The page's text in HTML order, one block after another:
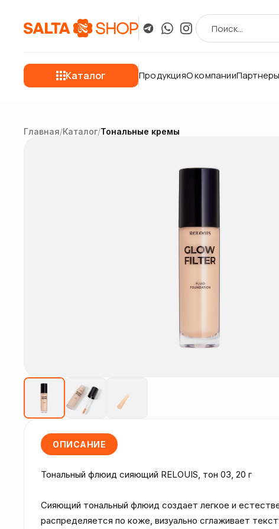
Каталог ПродукцияО компании
Главная/Каталог/Тональные кремы
ОПИСАНИЕ
Тональный флюид сияющий RELOUIS, тон 03, 20 г
Сияющий тональный флюид создает легкое и
распределяется по коже, визуально сглаживает